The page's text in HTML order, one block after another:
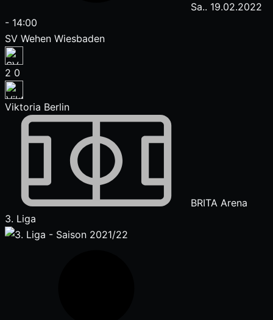
Sa.. 19.02.2022
- 14:00
SV Wehen Wiesbaden
2 0
Viktoria Berlin
BRITA Arena
3. Liga